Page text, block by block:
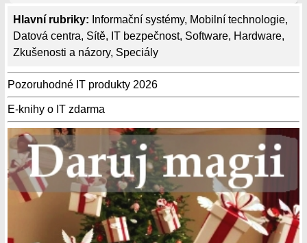
Hlavní rubriky: Informační systémy, Mobilní technologie,
Datová centra, Sítě, IT bezpečnost, Software, Hardware,
Zkušenosti a názory, Speciály
Pozoruhodné IT produkty 2026
E-knihy o IT zdarma